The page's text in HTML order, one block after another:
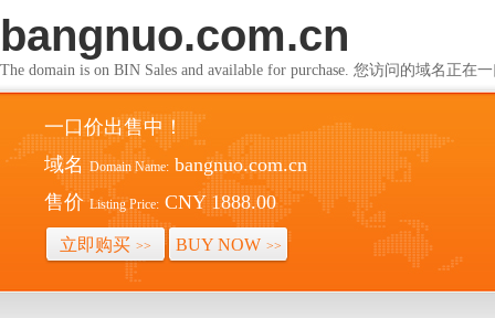
bangnuo.com.cn
The domain is on BIN Sales and available for purchase. 您访问的域名正在
一口价出售中！
域名 Domain Name: bangnuo.com.cn
售价 Listing Price: CNY 1888.00
立即购买 >> BUY NOW >>